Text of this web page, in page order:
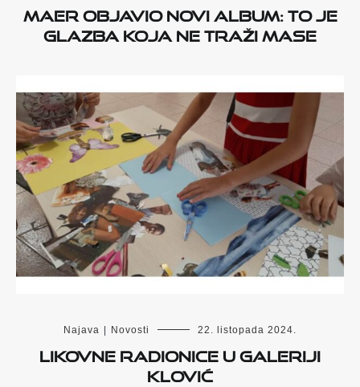
Maer objavio novi album: To je
glazba koja ne traži mase
Najava Novosti 22. listopada 2024.
LIKOVNE RADIONICE U GALERIJI
KLOVIĆ